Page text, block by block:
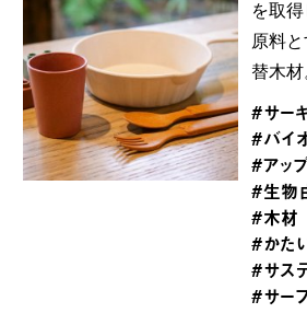
を取
原料
替木材
#サー
#バイ
#アッ
#生物
#木材
#かた
#サス
#サー